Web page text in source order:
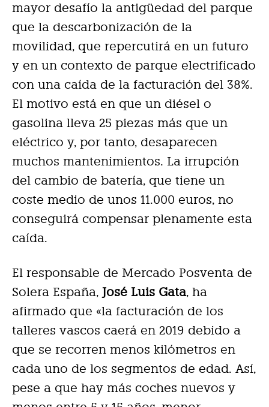
mayor desafío la antigüedad del parque
que la descarbonización de la
movilidad, que repercutirá en un futuro
y en un contexto de parque electrificado
con una caída de la facturación del 38%.
El motivo está en que un diésel o
gasolina lleva 25 piezas más que un
eléctrico y, por tanto, desaparecen
muchos mantenimientos. La irrupción
del cambio de batería, que tiene un
coste medio de unos 11.000 euros, no
conseguirá compensar plenamente esta
caída.
El responsable de Mercado Posventa de
Solera España, José Luis Gata, ha
afirmado que «la facturación de los
talleres vascos caerá en 2019 debido a
que se recorren menos kilómetros en
cada uno de los segmentos de edad. Así,
pese a que hay más coches nuevos y